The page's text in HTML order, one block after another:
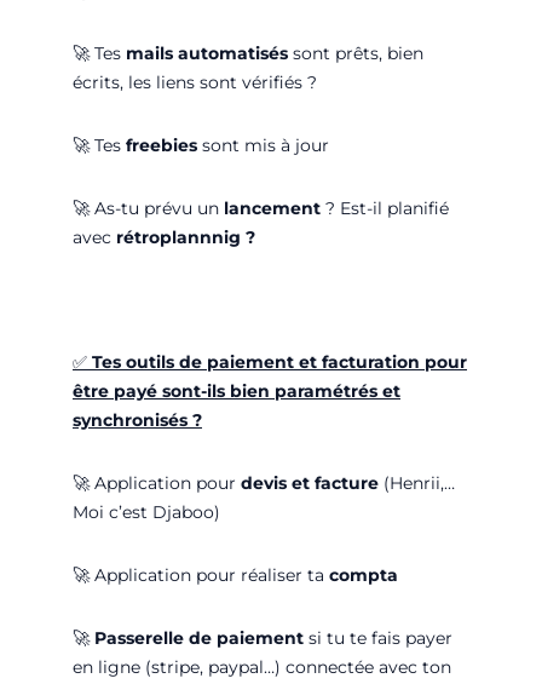
🚀Tes mails automatisés sont prêts, bien
écrits, les liens sont vérifiés ?
🚀Tes freebies sont mis à jour
🚀As-tu prévu un lancement ? Est-il planifié
avec rétroplannnig ?
✅ Tes outils de paiement et facturation pour
être payé sont-ils bien paramétrés et
synchronisés ?
🚀Application pour devis et facture (Henrii,…
Moi c’est Djaboo)
🚀Application pour réaliser ta compta
🚀 Passerelle de paiement si tu te fais payer
en ligne (stripe, paypal…) connectée avec ton